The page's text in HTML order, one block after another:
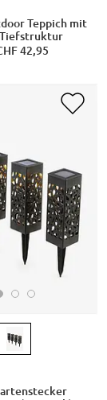
Teppich mit
Tiefstruktur
42,95